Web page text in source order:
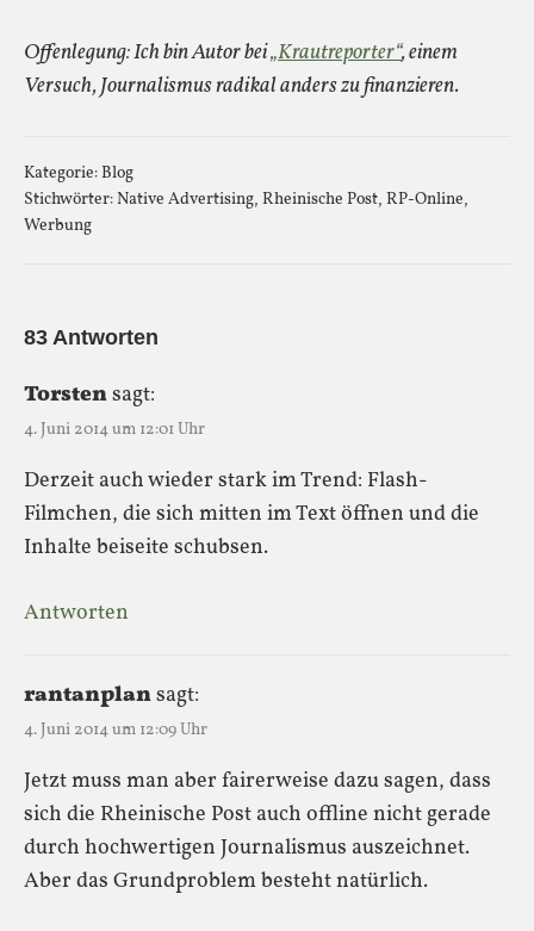
Offenlegung: Ich bin Autor bei„Krautreporter“, einem
Versuch, Journalismus radikal anders zu finanzieren.
Kategorie:Blog
Stichwörter: Native Advertising, Rheinische Post, RP-Online,
Werbung
83 Antworten
Torstensagt:
4. Juni 2014 um 12:01 Uhr
Derzeit auch wieder stark im Trend: Flash-
Filmchen, die sich mitten im Text öffnen und die
Inhalte beiseite schubsen.
Antworten
rantanplansagt:
4. Juni 2014 um 12:09 Uhr
Jetzt muss man aber fairerweise dazu sagen, dass
sich die Rheinische Post auch offline nicht gerade
durch hochwertigen Journalismus auszeichnet.
Aber das Grundproblem besteht natürlich.